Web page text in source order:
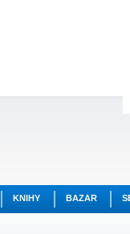
KNIHY BAZAR